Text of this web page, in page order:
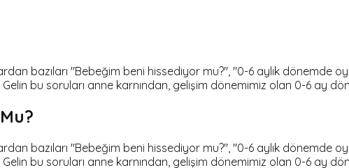
bazıları "Bebeğim beni hissediyor mu?", "0-6 aylık dönemde
bu soruları anne karnından, gelişim dönemimiz olan 0-6 ay
bazıları "Bebeğim beni hissediyor mu?", "0-6 aylık dönemde
bu soruları anne karnından, gelişim dönemimiz olan 0-6 ay